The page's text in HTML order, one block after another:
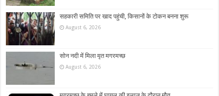
सहकारी समिति पर खाद पहुंची, किसानों के टोकन बनना शुरू
August 6, 2026
सोन नदी में मिला मृत मगरमच्छ
August 6, 2026